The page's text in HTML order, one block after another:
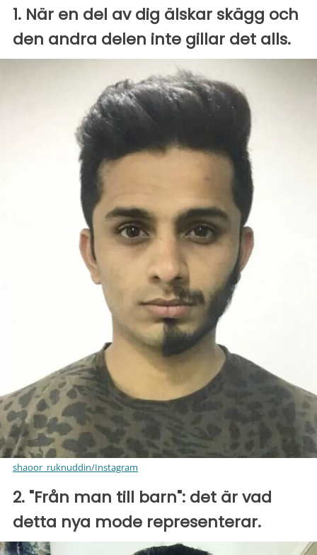
1. När en del av dig älskar skägg och
den andra delen inte gillar det alls.
shaoor_ruknuddin/Instagram
2. "Från man till barn": det är vad
detta nya mode representerar.